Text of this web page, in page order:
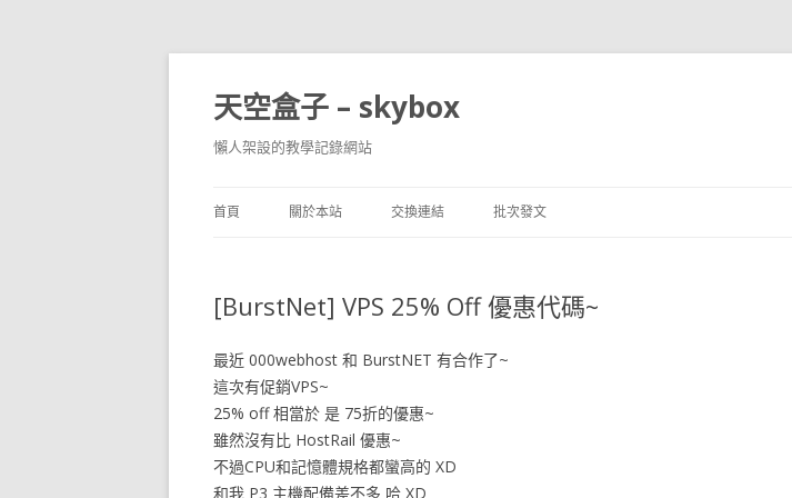
天空盒子 – skybox
懶人架設的教學記錄網站
首頁 關於本站 交換連結 批次發文
[BurstNet] VPS 25% Off 優惠代碼~
最近 000webhost 和 BurstNET 有合作了~
這次有促銷VPS~
25% off 相當於 是 75折的優惠~
雖然沒有比 HostRail 優惠~
不過CPU和記憶體規格都蠻高的 XD
和我 P3 主機配備差不多 哈 XD